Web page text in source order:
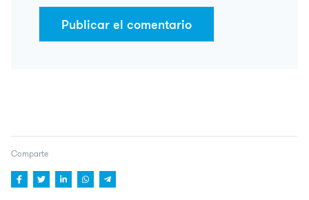
LEGITIMACIÓN
INTERESADO.
ACCEDER, RECTIFICAR Y
Comparte